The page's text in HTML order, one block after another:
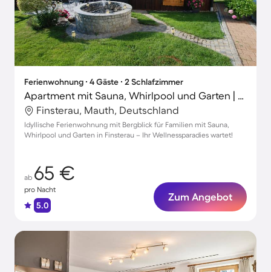
Ferienwohnung ∙ 4 Gäste ∙ 2 Schlafzimmer
Apartment mit Sauna, Whirlpool und Garten | Bergblick
Finsterau, Mauth, Deutschland
Idyllische Ferienwohnung mit Bergblick für Familien mit Sauna,
Whirlpool und Garten in Finsterau – Ihr Wellnessparadies wartet!
ab 65 €
pro Nacht
5.0
Zum Angebot